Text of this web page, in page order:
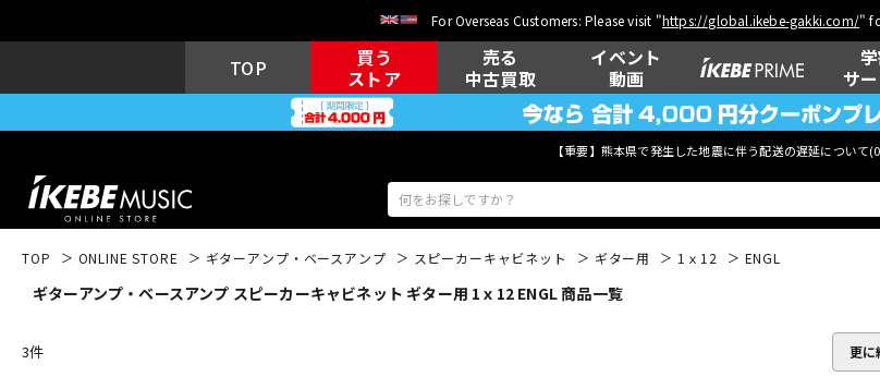
For Overseas Customers: Please visit "https://global.ikebe-gakki.com/"
TOP
買う
ストア
売る
中古買取
イベント
動画
サ
【重要】熊本県で発生した地震に伴う配送の遅延について(
アコギ/エレ
TOP ONLINE STORE ギターアンプ・ベースアンプ スピーカーキャビネット ギター用 1ｘ12 ENGL
ギターアンプ・ベースアンプ スピーカーキャビネット ギター用 1ｘ12 ENGL 商品一覧
3件 更に